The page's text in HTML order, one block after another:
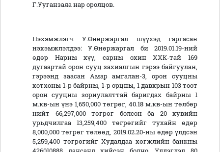
Г.Ууганзаяа нар оролцов.
Нэхэмжлэгч У.Өнөржаргал шүүхэд гаргасан
нэхэмжлэлдээ: У.Өнөржаргал би 2019.01.19-ний
өдөр Нарны хүү, сарны охин ХХК-тай 169
дугаартай орон сууц захиалгын гэрээ байгуулан,
гэрээнд заасан Амар амгалан-3, орон сууцны
хотхоны 1-р байрны, 1-р орцны, 1 давхрын 103 тоот
орон сууцны зориулалттай баригдах байрны 1
м.кв-ын үнэ 1,650,000 төгрөг, 40.18 м.кв-ын төлбөр
нийт 66,297,000 төгрөг болсон ба 20 хувийн
урьдчилгаа 13,259,400 төгрөгийг тухайн өдөр
8,000,000 төгрөг төлөөд, 2019.02.20-ны өдөр үлдсэн
5,259,400 төгрөгийг Худалдаа хөгжлийн банкны